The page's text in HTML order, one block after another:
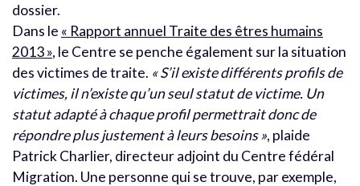
dossier.
Dans le « Rapport annuel Traite des êtres humains
2013 », le Centre se penche également sur la situation
des victimes de traite. « S’il existe différents profils de
victimes, il n’existe qu’un seul statut de victime. Un
statut adapté à chaque profil permettrait donc de
répondre plus justement à leurs besoins », plaide
Patrick Charlier, directeur adjoint du Centre fédéral
Migration. Une personne qui se trouve, par exemple,